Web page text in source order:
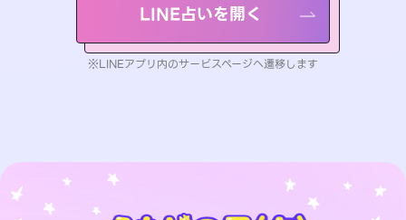
LINE占いを開く
※LINEアプリ内のサービスページへ遷移します